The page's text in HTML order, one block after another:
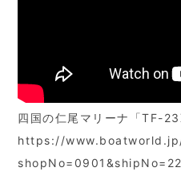
四国の仁尾マリーナ「TF-
https://